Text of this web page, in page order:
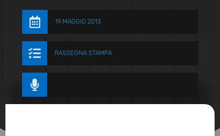
 19 MAGGIO 2013
 RASSEGNA STAMPA
